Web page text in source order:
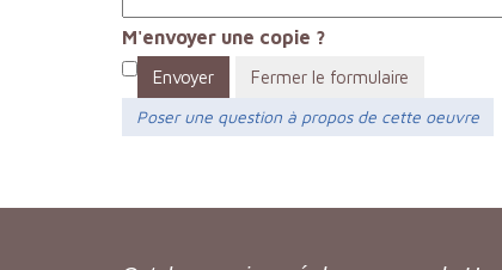
M'envoyer une copie ?
Envoyer
Fermer le formulaire
Poser une question à propos de cette oeuvre